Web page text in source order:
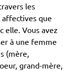
les
que
elle. Vous avez
à une femme
(mère,
grand-mère,